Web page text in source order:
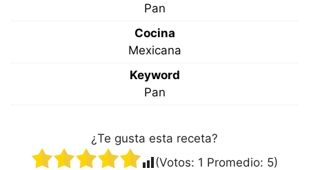
Pan
Cocina
Mexicana
Keyword
Pan
¿Te gusta esta receta?
(Votos: 1 Promedio: 5)